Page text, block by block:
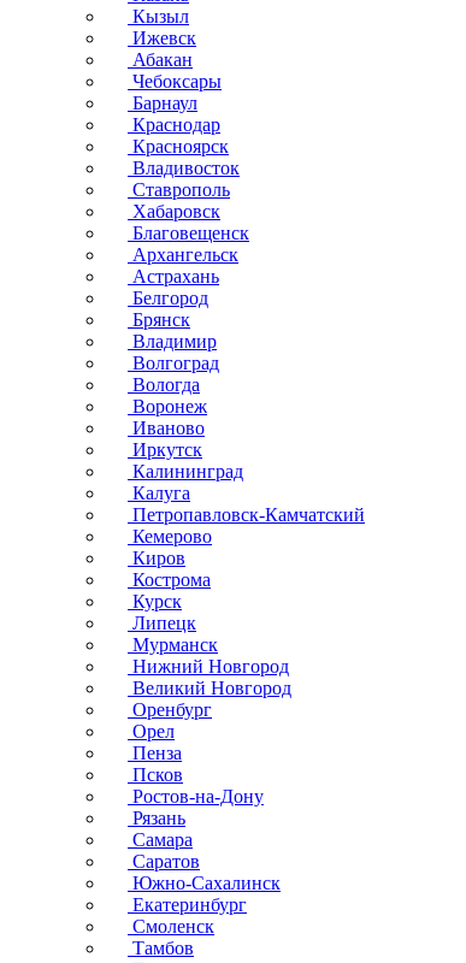
Кызыл
Ижевск
Абакан
Чебоксары
Барнаул
Краснодар
Красноярск
Владивосток
Ставрополь
Хабаровск
Благовещенск
Архангельск
Астрахань
Белгород
Брянск
Владимир
Волгоград
Вологда
Воронеж
Иваново
Иркутск
Калининград
Калуга
Петропавловск-Камчатский
Кемерово
Киров
Кострома
Курск
Липецк
Мурманск
Нижний Новгород
Великий Новгород
Оренбург
Орел
Пенза
Псков
Ростов-на-Дону
Рязань
Самара
Саратов
Южно-Сахалинск
Екатеринбург
Смоленск
Тамбов